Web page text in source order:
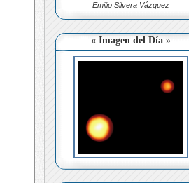
Emilio Silvera Vázquez
« Imagen del Día »